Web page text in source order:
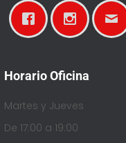
Horario Oficina
Martes y Jueves
De 17:00 a 19:00